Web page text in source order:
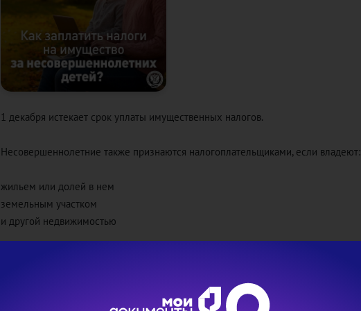
1 декабря истекает срок уплаты имущественных налогов.
Несовершеннолетние также признаются налогоплательщиками, если владеют:
жильем или долей в нем
земельным участком
и другой недвижимостью
по QR-коду или штрих-коду черезэлектронные сервисы